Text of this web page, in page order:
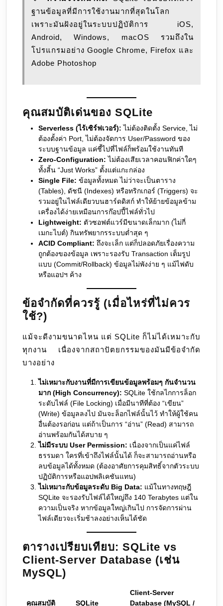
ฐานข้อมูลที่มีการใช้งานมากที่สุดในโลก
เพราะมันฝังอยู่ในระบบปฏิบัติการ iOS,
Android, Windows, macOS รวมถึงใน
โปรแกรมอย่าง Google Chrome, Firefox และ
Adobe Photoshop
คุณสมบัติเด่นของ SQLite
Serverless (ไร้เซิร์ฟเวอร์): ไม่ต้องติดตั้ง Service, ไม่
ต้องตั้งค่า Port, ไม่ต้องจัดการ User/Password ของ
ระบบฐานข้อมูล แค่ชี้ไปที่ไฟล์ก็พร้อมใช้งานทันที
Zero-Configuration: ไม่ต้องเสียเวลาคอนฟิกค่าใดๆ
ทั้งสิ้น “Just Works” ตั้งแต่แกะกล่อง
Single File: ข้อมูลทั้งหมด ไม่ว่าจะเป็นตาราง
(Tables), ดัชนี (Indexes) หรือทริกเกอร์ (Triggers) จะ
รวมอยู่ในไฟล์เดียวบนฮาร์ดดิสก์ ทำให้ย้ายข้อมูลข้าม
เครื่องได้ง่ายเหมือนการก๊อปปี้ไฟล์ทั่วไป
Lightweight: ตัวซอฟต์แวร์มีขนาดเล็กมาก (ไม่กี่
เมกะไบต์) กินทรัพยากรระบบต่ำสุด ๆ
ACID Compliant: ถึงจะเล็ก แต่ก็ปลอดภัยเรื่องความ
ถูกต้องของข้อมูล เพราะรองรับ Transaction เต็มรูป
แบบ (Commit/Rollback) ข้อมูลไม่พังง่าย ๆ แม้ไฟดับ
หรือแอปฯ ค้าง
ข้อจำกัดที่ควรรู้ (เมื่อไหร่ที่ไม่ควร
ใช้?)
แม้จะดีงามขนาดไหน แต่ SQLite ก็ไม่ได้เหมาะกับ
ทุกงาน เนื่องจากสถาปัตยกรรมของมันมีข้อจำกัด
บางอย่าง
ไม่เหมาะกับงานที่มีการเขียนข้อมูลพร้อมๆ กันจำนวน
มาก (High Concurrency): SQLite ใช้กลไกการล็อก
ระดับไฟล์ (File Locking) เมื่อมีนาทีที่ต้อง “เขียน”
(Write) ข้อมูลลงไป มันจะล็อกไฟล์นั้นไว้ ทำให้ผู้ใช้คน
อื่นต้องรอก่อน แต่ถ้าเป็นการ “อ่าน” (Read) สามารถ
อ่านพร้อมกันได้สบาย ๆ
ไม่มีระบบ User Permission: เนื่องจากเป็นแค่ไฟล์
ธรรมดา ใครที่เข้าถึงไฟล์นั้นได้ ก็จะสามารถอ่านหรือ
ลบข้อมูลได้ทั้งหมด (ต้องอาศัยการคุมสิทธิ์จากตัวระบบ
ปฏิบัติการหรือแอปพลิเคชันแทน)
ไม่เหมาะกับข้อมูลระดับ Big Data: แม้ในทางทฤษฎี
SQLite จะรองรับไฟล์ได้ใหญ่ถึง 140 Terabytes แต่ใน
ความเป็นจริง หากข้อมูลใหญ่เกินไป การจัดการผ่าน
ไฟล์เดียวจะเริ่มช้าลงอย่างเห็นได้ชัด
ตารางเปรียบเทียบ: SQLite vs
Client-Server Database (เช่น
MySQL)
คุณสมบัติ SQLite
Client-Server
Database (MySQL /